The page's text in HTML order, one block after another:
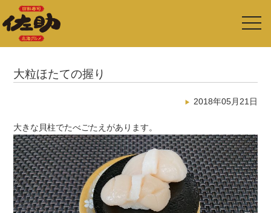
大粒ほたての握り
2018年05月21日
大きな貝柱でたべごたえがあります。